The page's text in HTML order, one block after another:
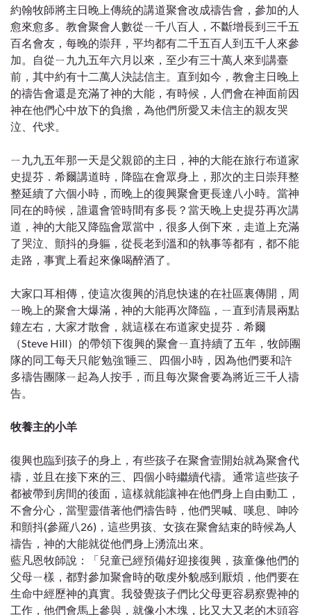
約翰牧師將主日晚上傳統的講道聚會改成禱告會，參加的人
愈來愈多。教會聚會人數從ㄧ千八百人，不斷增長到三千五
百名會友，每晚的崇拜，平均都有二千五百人到五千人來參
加。自從ㄧ九九五年六月以來，至少有三十萬人來到講臺
前，其中約有十二萬人決誌信主。直到如今，教會主日晚上
的禱告會還是充滿了神的大能，有時候，人們會在神面前因
神在他們心中放下的負擔，為他們所愛又未信主的親友哭
泣、代求。
ㄧ九九五年那一天是父親節的主日，神的大能在旅行布道家
史提芬．希爾講道時，降臨在會眾身上，那次的主日崇拜整
整延續了六個小時，而晚上的復興聚會更長達八小時。當神
同在的時候，誰還會管時間有多長？當天晚上史提芬再次講
道，神的大能又降臨會眾當中，很多人倒下來，走道上充滿
了哭泣、顫抖的身軀，從長老到溫和的執事等都有，都不能
走路，事實上看起來像喝醉酒了。
大家口耳相傳，使這次復興的消息快速的在社區裏傳開，周
ㄧ晚上的聚會大爆滿，神的大能再次降臨，ㄧ直到清晨兩點
鐘左右，大家才散會，就這樣在布道家史提芬．希爾
（Steve Hill）的帶領下復興的聚會ㄧ直持續了五年，牧師團
隊的同工每天只能‘勉強’睡三、四個小時，因為他們要和許
多禱告團隊ㄧ起為人按手，而且每次聚會要為將近三千人禱
告。
牧養主的小羊
復興也臨到孩子的身上，有些孩子在聚會壹開始就為聚會代
禱，並且在接下來的三、四個小時繼續代禱。通常這些孩子
都被帶到房間的後面，這樣就能讓神在他們身上自由動工，
不會分心，當聖靈借著他們禱告時，他們哭喊、嘆息、呻吟
和顫抖(參羅八26)，這些男孩、女孩在聚會結束的時候為人
禱告，神的大能就從他們身上湧流出來。
藍凡恩牧師說：「兒童已經預備好迎接復興，孩童像他們的
父母ㄧ樣，都對參加聚會時的敬虔外貌感到厭煩，他們要在
生命中經歷神的真實。我發覺孩子們比父母更容易察覺神的
工作，他們會馬上參與，就像小木塊，比又大又老的木頭容